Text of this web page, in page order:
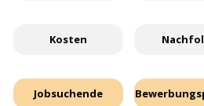
Kosten
Jobsuchende